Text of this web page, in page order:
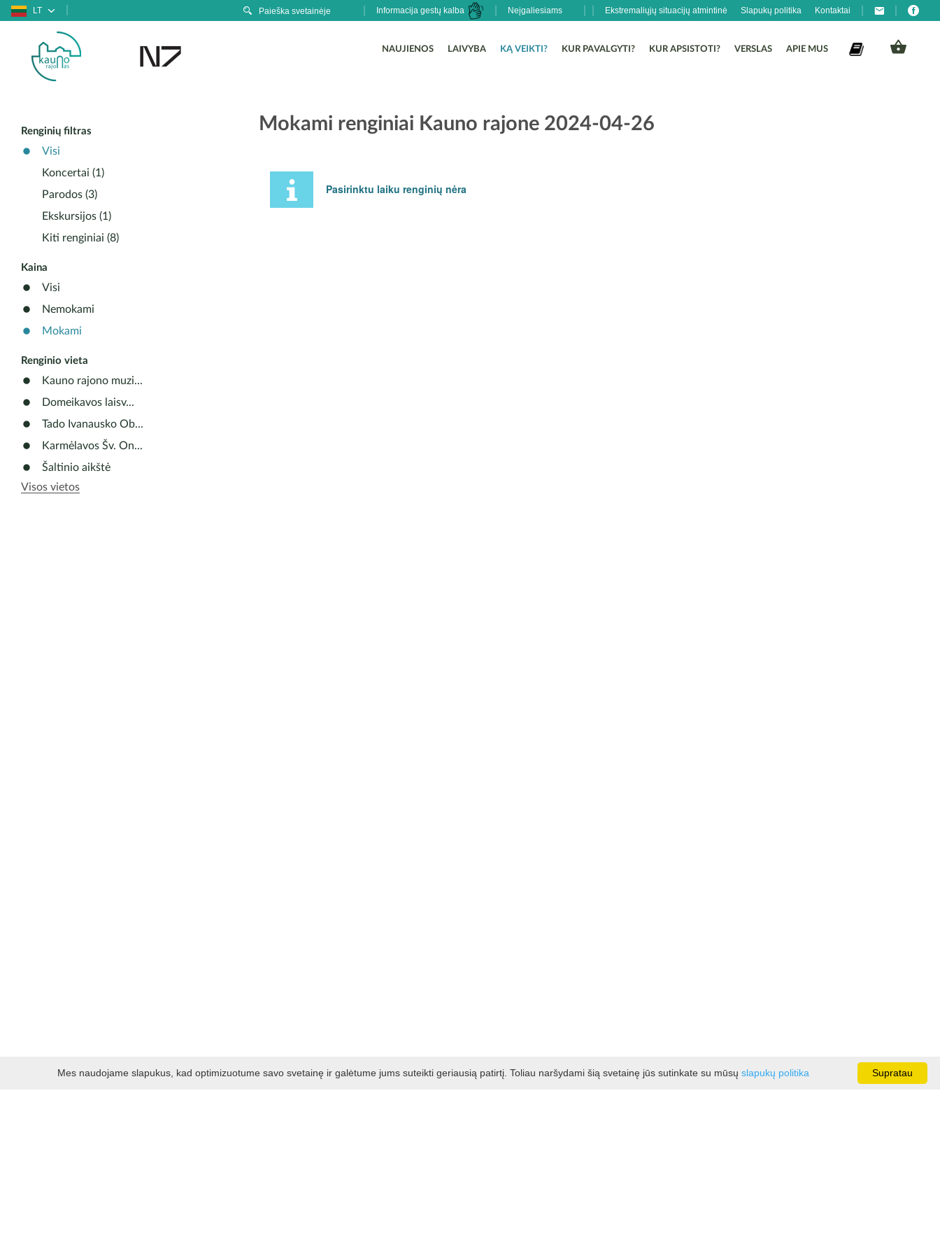
LT Ekstremaliųjų situacijų atmintinė Slapukų politika Kontaktai
Neįgaliesiams
Informacija gestų kalba
NAUJIENOS LAIVYBA KĄ VEIKTI? KUR PAVALGYTI? KUR APSISTOTI? VERSLAS APIE MUS
Renginių filtras
Visi
Koncertai (1)
Parodos (3)
Ekskursijos (1)
Kiti renginiai (8)
Kaina
Visi
Nemokami
Mokami
Renginio vieta
Kauno rajono muzi...
Domeikavos laisv...
Tado Ivanausko Ob...
Karmėlavos Šv. On...
Šaltinio aikštė
Visos vietos
Mokami renginiai Kauno rajone 2024-04-26
Pasirinktu laiku renginių nėra
Supratau
Mes naudojame slapukus, kad optimizuotume savo svetainę ir galėtume jums suteikti geriausią patirtį. Toliau naršydami šią svetainę jūs sutinkate su mūsų slapukų politika